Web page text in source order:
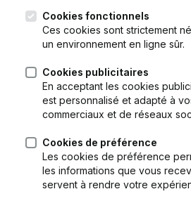
Publication
08-12-2025 Demissions,
24-11-2023 Statuts
07-09-2023 Demissions,
Siège Social
Cookies fonctionnels
Ces cookies sont strictement
un environnement en ligne sûr.
Cookies publicitaires
En acceptant les cookies
est personnalisé et adapté à
commerciaux et de réseaux
Cookies de préférence
Les cookies de préférence
les informations que vous
servent à rendre votre